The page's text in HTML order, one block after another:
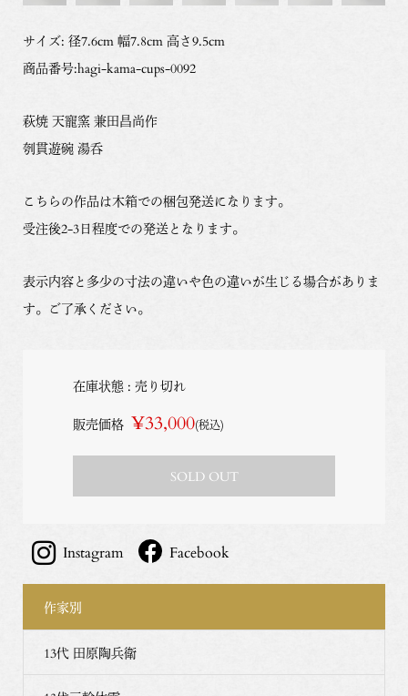
サイズ: 径7.6cm 幅7.8cm 高さ9.5cm
商品番号:hagi-kama-cups-0092
萩焼 天寵窯 兼田昌尚作
刳貫遊碗 湯呑
こちらの作品は木箱での梱包発送になります。
受注後2-3日程度での発送となります。
表示内容と多少の寸法の違いや色の違いが生じる場合がありま
す。ご了承ください。
在庫状態 : 売り切れ
販売価格 ¥33,000(税込)
SOLD OUT
Instagram Facebook
作家別
13代 田原陶兵衛